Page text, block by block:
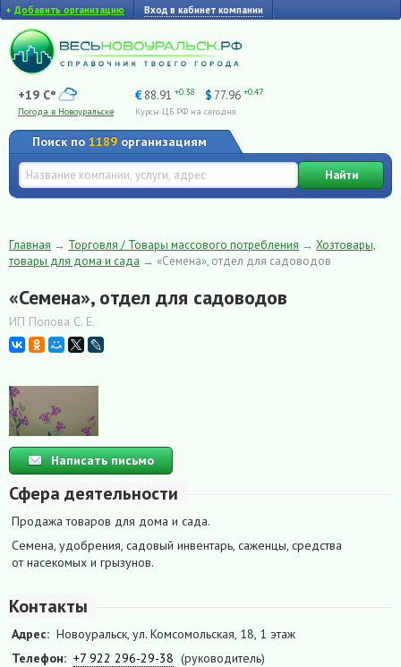
+ Добавить организацию Вход в кабинет компании
+19 C°
Погода в Новоуральске
€ 88.91 +0.38 $ 77.96 +0.47
Курсы ЦБ РФ на сегодня
Поиск по 1189 организациям
Найти
Главная → Торговля / Товары массового потребления → Хозтовары,
товары для дома и сада → «Семена», отдел для садоводов
«Семена», отдел для садоводов
ИП Попова С. Е.
Написать письмо
Сфера деятельности
Продажа товаров для дома и сада.
Семена, удобрения, садовый инвентарь, саженцы, средства
от насекомых и грызунов.
Контакты
Адрес: Новоуральск, ул. Комсомольская, 18, 1 этаж
Телефон: +7 922 296-29-38 (руководитель)